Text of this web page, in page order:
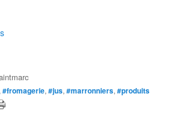
#fromagerie, #jus, #marronniers, #produits